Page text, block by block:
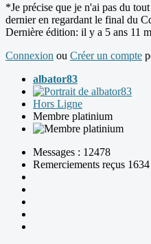
*Je précise que je n'ai pas du
dernier en regardant le final du
Dernière édition: il y a 5 ans 11
Connexion ou Créer un compte
albator83
Hors Ligne
Membre platinium
Messages : 12478
Remerciements reçus 1634